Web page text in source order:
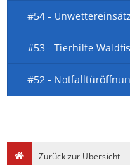
#54 -
#53 - Tierhilfe
#52 -
Zurück zur Übersicht